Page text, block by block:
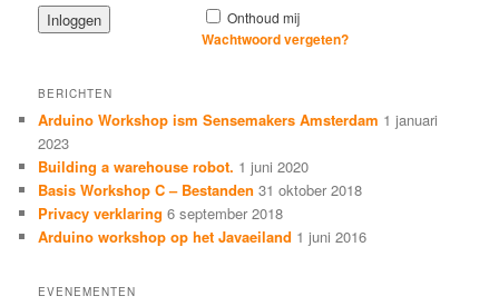
Onthoud mij
Wachtwoord vergeten?
BERICHTEN
Arduino Workshop ism Sensemakers Amsterdam 1 januari
2023
Building a warehouse robot. 1 juni 2020
Basis Workshop C – Bestanden 31 oktober 2018
Privacy verklaring 6 september 2018
Arduino workshop op het Javaeiland 1 juni 2016
EVENEMENTEN